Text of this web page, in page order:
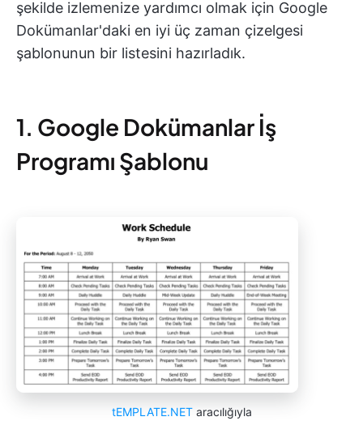
şekilde izlemenize yardımcı olmak için Google
Dokümanlar'daki en iyi üç zaman çizelgesi
şablonunun bir listesini hazırladık.
1. Google Dokümanlar İş
Programı Şablonu
tEMPLATE.NETaracılığıyla